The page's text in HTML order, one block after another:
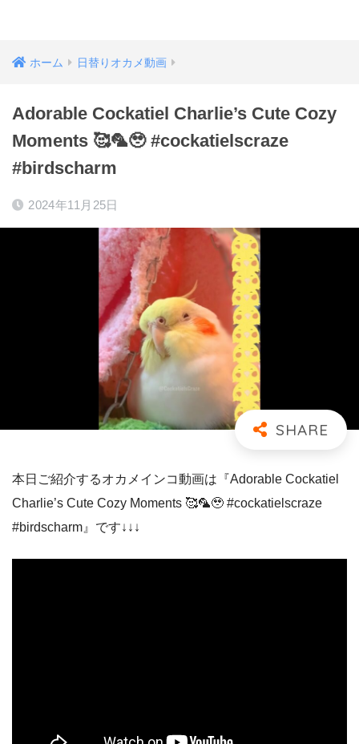
ホーム 日替りオカメ動画
Adorable Cockatiel Charlie’s Cute Cozy
Moments 🥰🦜🥹 #cockatielscraze
#birdscharm
2024年11月25日
本日ご紹介するオカメインコ動画は『Adorable Cockatiel
Charlie’s Cute Cozy Moments 🥰🦜🥹 #cockatielscraze
#birdscharm』です↓↓↓